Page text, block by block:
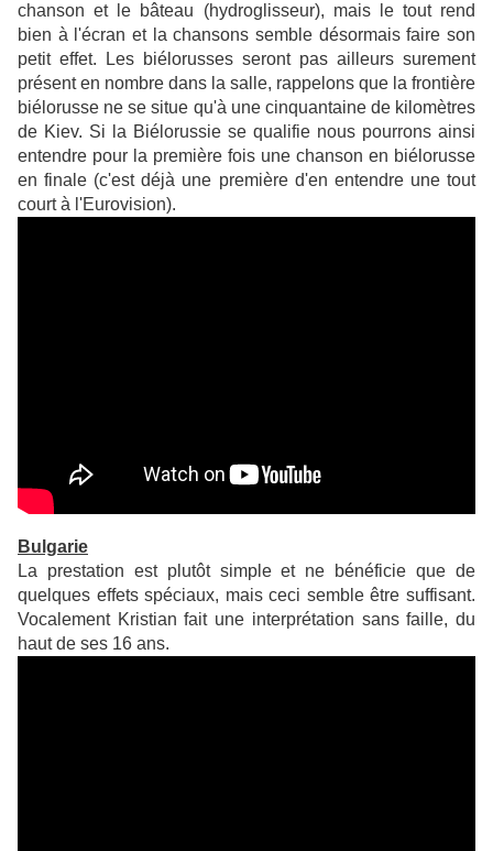
chanson et le bâteau (hydroglisseur), mais le tout rend
bien à l'écran et la chansons semble désormais faire son
petit effet. Les biélorusses seront pas ailleurs surement
présent en nombre dans la salle, rappelons que la frontière
biélorusse ne se situe qu'à une cinquantaine de kilomètres
de Kiev. Si la Biélorussie se qualifie nous pourrons ainsi
entendre pour la première fois une chanson en biélorusse
en finale (c'est déjà une première d'en entendre une tout
court à l'Eurovision).
Bulgarie
La prestation est plutôt simple et ne bénéficie que de
quelques effets spéciaux, mais ceci semble être suffisant.
Vocalement Kristian fait une interprétation sans faille, du
haut de ses 16 ans.